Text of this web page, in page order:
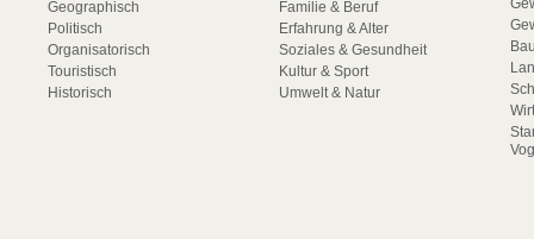
Geographisch
Politisch
Organisatorisch
Touristisch
Historisch
Familie & Beruf
Erfahrung & Alter
Soziales & Gesundheit
Kultur & Sport
Umwelt & Natur